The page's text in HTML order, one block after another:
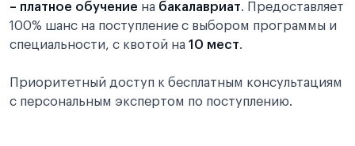
– платное обучение на бакалавриат. Предоставляет
100% шанс на поступление с выбором программы и
специальности, с квотой на 10 мест.
Приоритетный доступ к бесплатным консультациям
с персональным экспертом по поступлению.